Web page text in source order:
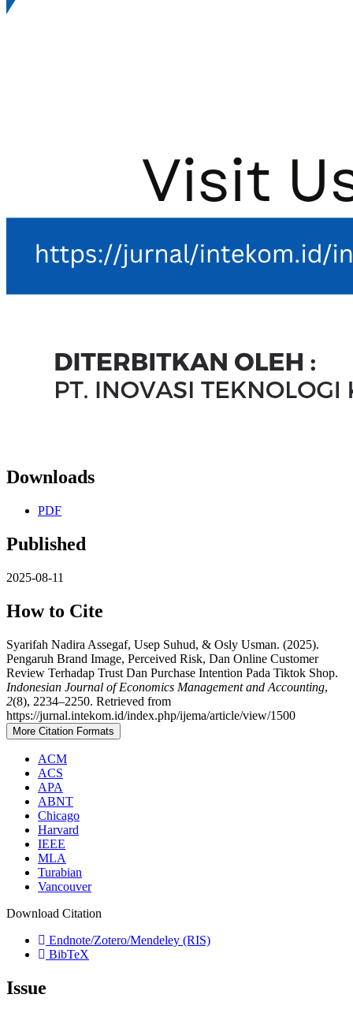
Downloads
PDF
Published
2025-08-11
How to Cite
Syarifah Nadira Assegaf, Usep Suhud, & Osly Usman. (2025).
Pengaruh Brand Image, Perceived Risk, Dan Online Customer
Review Terhadap Trust Dan Purchase Intention Pada Tiktok Shop.
Indonesian Journal of Economics Management and Accounting,
2(8), 2234–2250. Retrieved from
https://jurnal.intekom.id/index.php/ijema/article/view/1500
More Citation Formats
ACM
ACS
APA
ABNT
Chicago
Harvard
IEEE
MLA
Turabian
Vancouver
Download Citation
Endnote/Zotero/Mendeley (RIS)
BibTeX
Issue